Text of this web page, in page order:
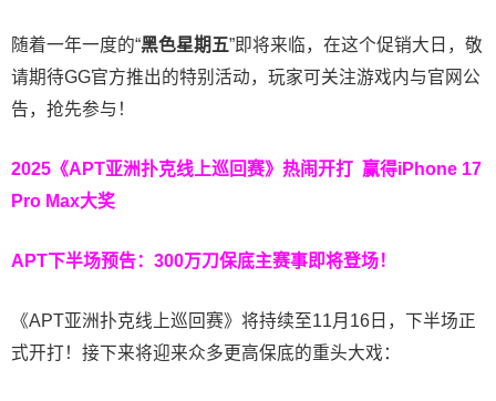
随着一年一度的“黑色星期五”即将来临，在这个促销大日，敬
请期待GG官方推出的特别活动，玩家可关注游戏内与官网公
告，抢先参与！
2025《APT亚洲扑克线上巡回赛》热闹开打 赢得iPhone 17
Pro Max大奖
APT下半场预告： 300万刀保底主赛事即将登场！
《APT亚洲扑克线上巡回赛》将持续至11月16日，下半场正
式开打！接下来将迎来众多更高保底的重头大戏：